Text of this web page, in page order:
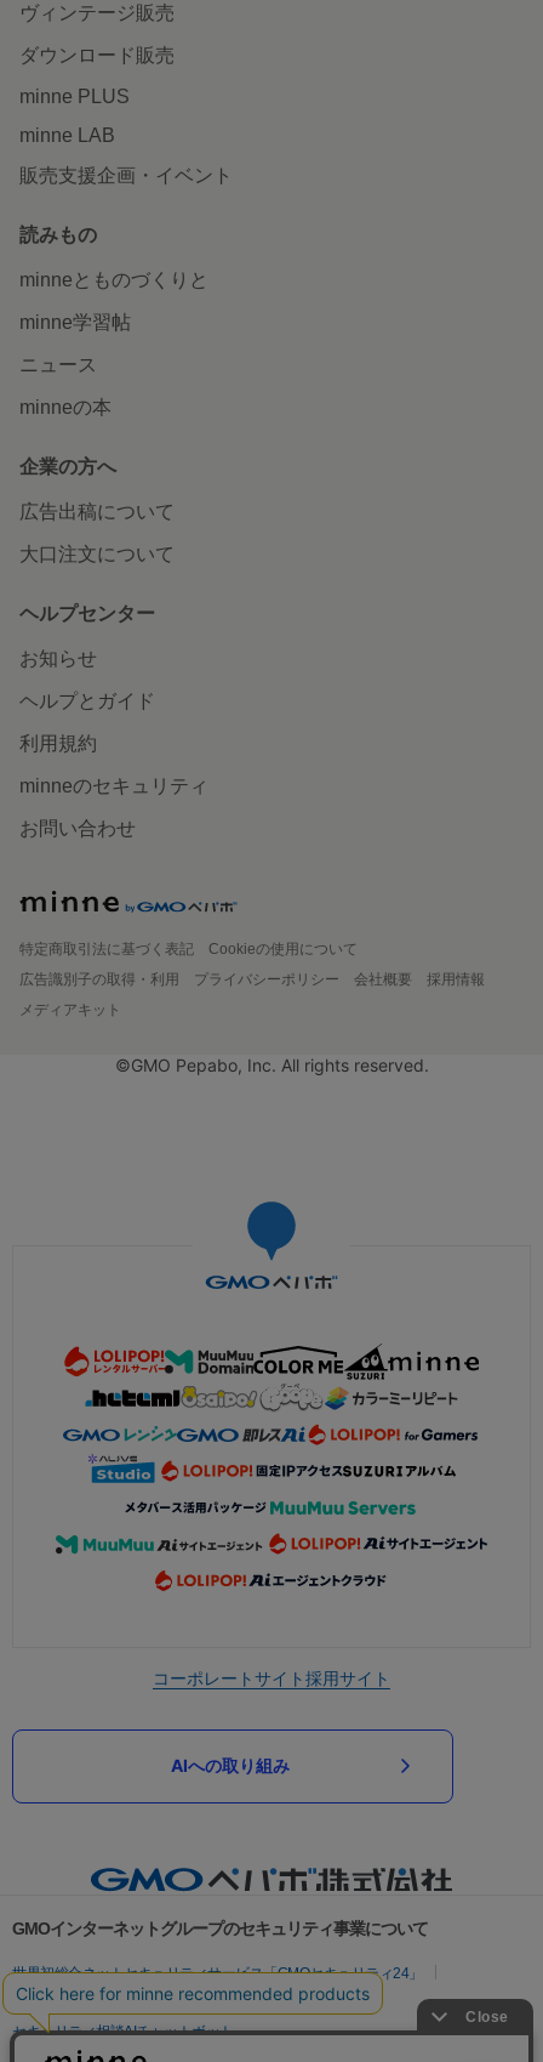
ヴィンテージ販売
ダウンロード販売
minne PLUS
minne LAB
販売支援企画・イベント
読みもの
minneとものづくりと
minne学習帖
ニュース
minneの本
企業の方へ
広告出稿について
大口注文について
ヘルプセンター
お知らせ
ヘルプとガイド
利用規約
minneのセキュリティ
お問い合わせ
特定商取引法に基づく表記
Cookieの使用について
広告識別子の取得・利用
プライバシーポリシー 会社概要
採用情報
メディアキット
©GMO Pepabo, Inc. All rights reserved.
コーポレートサイト採用サイト
AIへの取り組み
GMOインターネットグループのセキュリティ事業について
世界初総合ネットセキュリティサービス「GMOセキュリティ24」
パスワード漏洩診断
Webサイトリスク診断
セキュリティ相談AIチャットボット